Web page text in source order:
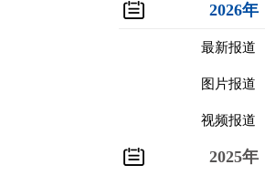
2026年
最新报道
图片报道
视频报道
2025年